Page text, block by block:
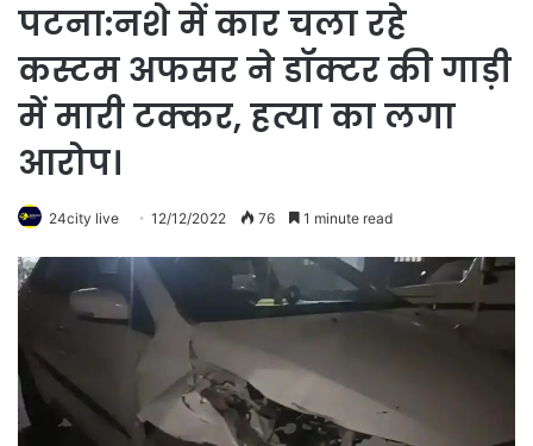
पटना:नशे में कार चला रहे
कस्टम अफसर ने डॉक्टर की गाड़ी
में मारी टक्कर, हत्या का लगा
आरोप।
24city live 12/12/2022 76 1 minute read